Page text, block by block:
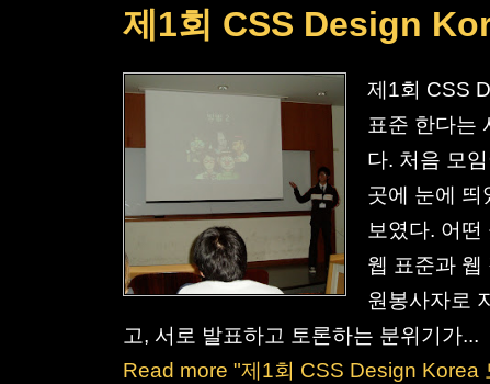
제1회 CSS Design
제1회 CSS
표준 한다는
다. 처음 모
곳에 눈에 띄
보였다. 어떤
웹 표준과 웹
원봉사자로
고, 서로 발표하고 토론하는 분위기가...
Read more "제1회 CSS Design Korea